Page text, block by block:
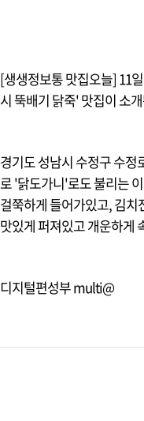
[생생정보통 맛집오늘] 11
시 뚝배기 닭죽' 맛집이 소
경기도 성남시 수정구 수
로 '닭도가니'로도 불리는
걸쭉하게 들어가있고, 김치
맛있게 퍼져있고 개운하게
디지털편성부 multi@